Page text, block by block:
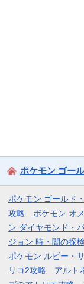
ポケモン ゴー
ポケモン ゴールド
攻略
ポケモン オ
ン ダイヤモンド・
ジョン 時・闇の探
ポケモン ルビー・
リコ2攻略
アルト